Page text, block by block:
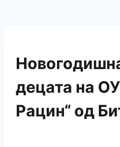
децата на
Рацин“ од